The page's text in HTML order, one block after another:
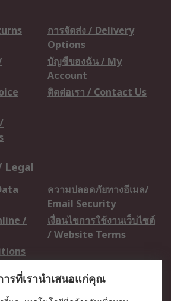
การจัดส่ง / Delivery
Options
บัญชีของฉัน / My
Account
ติดต่อเรา / Contact Us
Legal
ความปลอดภัยทางอีเมล/
Email Security
/
เงื่อนไขการใช้งานเว็บไซต์
/ Website Terms
RS
รที่เรานำเสนอแก่คุณ